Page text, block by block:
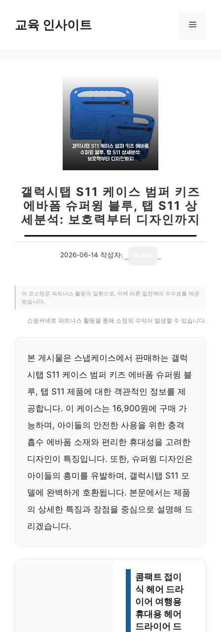
교육 인사이트 메
갤럭시탭 S11 케이스 범퍼 키즈
에바폼 슈퍼윙 블루, 탭 S11 상
세분석: 보호력부터 디자인까지
2026-06-14 작성자:
이 포스팅은 파트너스 활동의 일환으로, 이에 따른 일정액의 수수료를 제공
받습니다.
쇼핑커넥트 파트너스 활동을 통해 소정의 수익이 발생할 수 있습니다.
본 게시물은 스냅케이스에서 판매하는 갤럭
시탭 S11 케이스 범퍼 키즈 에바폼 슈퍼윙 블
루, 탭 S11 제품에 대한 객관적인 정보를 제
공합니다. 이 케이스는 16,900원에 구매 가
능하며, 아이들의 안전한 사용을 위한 충격
흡수 에바폼 소재와 편리한 휴대성을 고려한
디자인이 특징입니다. 또한, 슈퍼윙 디자인은
아이들의 흥미를 유발하며, 갤럭시탭 S11 모
델에 완벽하게 호환됩니다. 본문에서는 제품
의 상세한 특징과 장점을 중심으로 설명해 드
리겠습니다.
콤팩트 접이
식 헤어 드라
이어 여행용
휴대용 헤어
드라이어 드